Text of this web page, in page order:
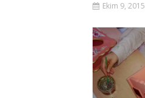
Ekim 9, 2015